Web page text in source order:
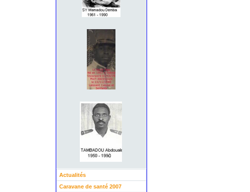
Actualités
Caravane de santé 2007